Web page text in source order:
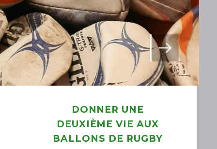
DONNER UNE
DEUXIÈME VIE AUX
BALLONS DE RUGBY